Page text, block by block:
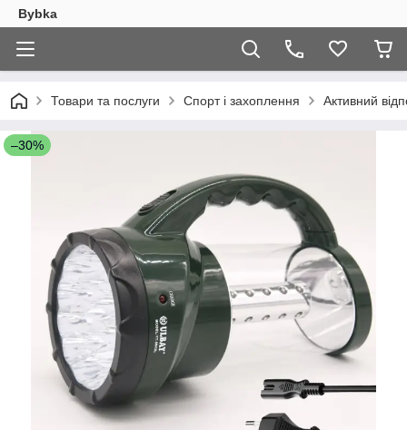
Bybka
Товари та послуги Спорт і захоплення Активний
–30%